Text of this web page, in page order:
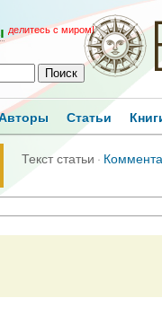
делитесь с миром!
Статьи
Текст статьи ·